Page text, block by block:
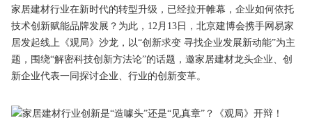
家居建材行业在新时代的转型升级，已经拉开帷幕，企业如何依托
技术创新赋能品牌发展？为此，12月13日，北京建博会携手网易家
居发起线上《观局》沙龙，以“创新求变 寻找企业发展新动能”为主
题，围绕“解密科技创新方法论”的话题，邀家居建材龙头企业、创
新企业代表一同探讨企业、行业的创新变革。